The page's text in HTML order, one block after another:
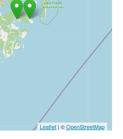
Leaflet| ©OpenStreetMap